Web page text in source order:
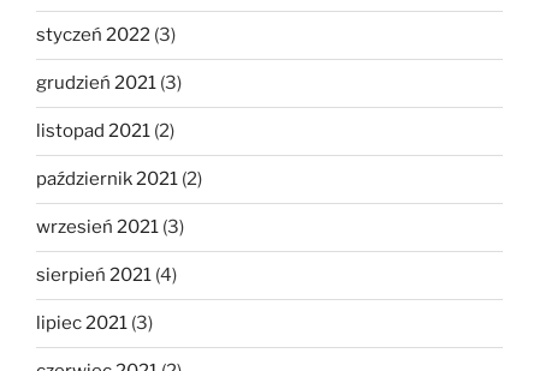
styczeń 2022 (3)
grudzień 2021 (3)
listopad 2021 (2)
październik 2021 (2)
wrzesień 2021 (3)
sierpień 2021 (4)
lipiec 2021 (3)